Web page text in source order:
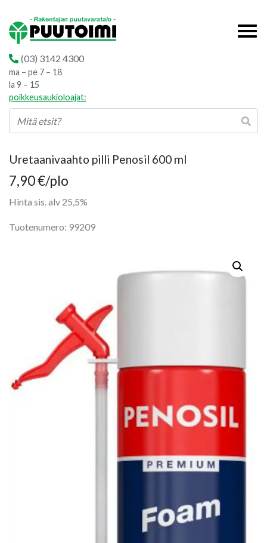
(03) 3142 4300
ma – pe 7 – 18
la 9 – 15
poikkeusaukioloajat:
Uretaanivaahto pilli Penosil 600 ml
7,90€/plo
Hinta sis. alv 25,5%
Tuotenumero: 99209